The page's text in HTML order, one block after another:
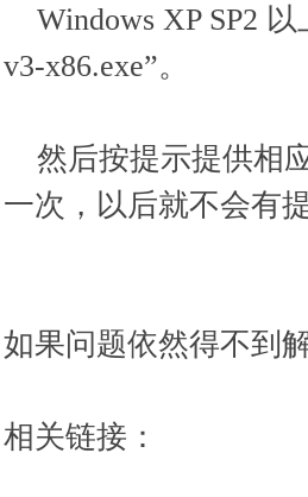
Windows XP SP2 以
v3-x86.exe”。
然后按提示提供相
一次，以后就不会有
如果问题依然得不到
相关链接：